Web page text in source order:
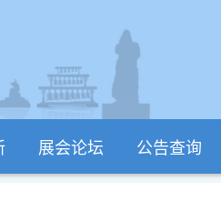
展会论坛 公告查询